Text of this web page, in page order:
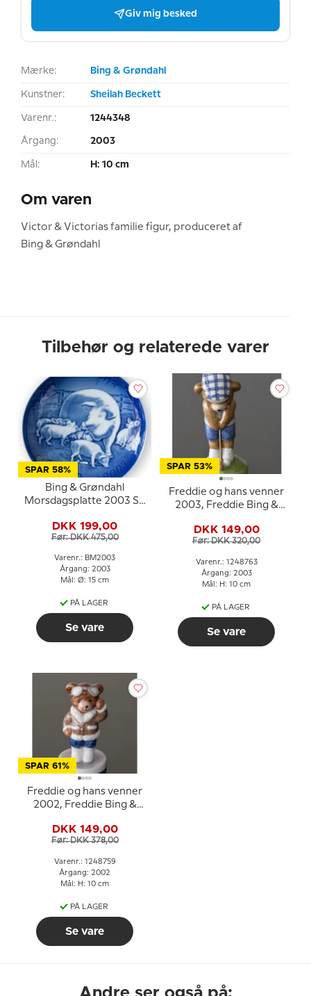
Giv mig besked
Mærke: Bing & Grøndahl
Kunstner: Sheilah Beckett
Varenr.: 1244348
Årgang: 2003
Mål: H: 10 cm
Om varen
Victor & Victorias familie figur, produceret af
Bing & Grøndahl
Tilbehør og relaterede varer
SPAR 58%
Bing & Grøndahl
Morsdagsplatte 2003 So
DKK 199,00
Før: DKK 475,00
Varenr.: BM2003
Årgang: 2003
Mål: Ø: 15 cm
PÅ LAGER
Se vare
SPAR 53%
Freddie og hans venner
2003, Freddie Bing &
DKK 149,00
Før: DKK 320,00
Varenr.: 1248763
Årgang: 2003
Mål: H: 10 cm
PÅ LAGER
Se vare
SPAR 61%
Freddie og hans venner
2002, Freddie Bing &
DKK 149,00
Før: DKK 378,00
Varenr.: 1248759
Årgang: 2002
Mål: H: 10 cm
PÅ LAGER
Se vare